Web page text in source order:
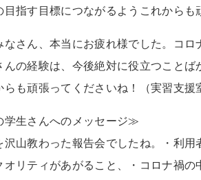
指す目標につながるようこれからも
さん、本当にお疲れ様でした。コ
の経験は、今後絶対に役立つこと
も頑張ってくださいね！（実習支援
生さんへのメッセージ≫
沢山教わった報告会でしたね。・利
リティがあがること、・コロナ禍